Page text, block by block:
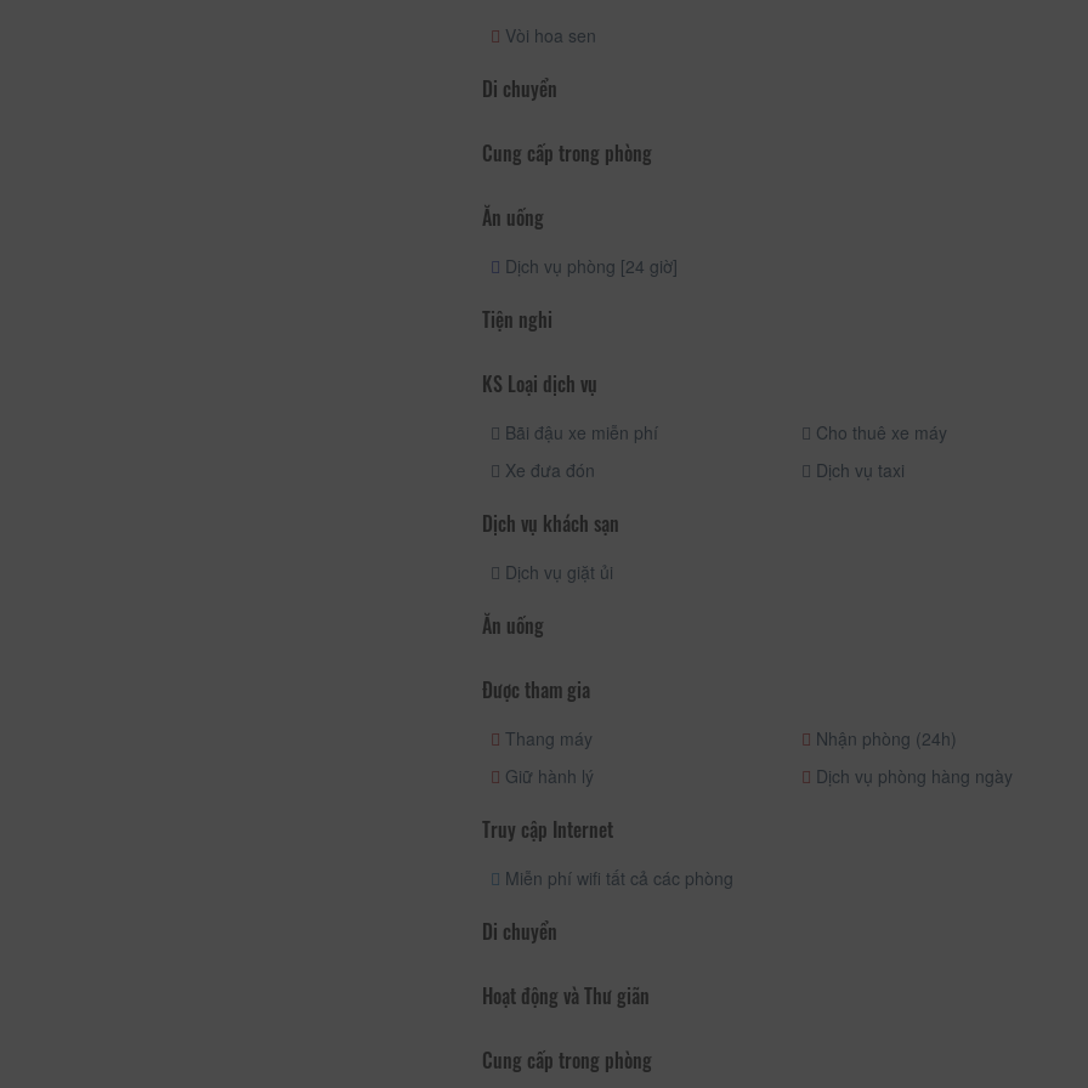
Vòi hoa sen
Di chuyển
Cung cấp trong phòng
Ăn uống
Dịch vụ phòng [24 giờ]
Tiện nghi
KS Loại dịch vụ
Bãi đậu xe miễn phí Cho thuê xe máy
Xe đưa đón
Dịch vụ taxi
Dịch vụ khách sạn
Dịch vụ giặt ủi
Ăn uống
Được tham gia
Thang máy Nhận phòng (24h)
Giữ hành lý
Dịch vụ phòng hàng ngày
Truy cập Internet
Miễn phí wifi tất cả các phòng
Di chuyển
Hoạt động và Thư giãn
Cung cấp trong phòng